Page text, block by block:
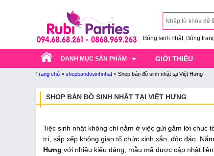
Bóng sinh nhật, Bóng
DANH MỤC SẢN PHẨM GIỚI THIỆU
Trang chủ » shopbandosinhnhat » Shop bán đồ sinh nhật tại Việt Hưng
SHOP BÁN ĐỒ SINH NHẬT TẠI VIỆT HƯNG
Tiệc sinh nhật không chỉ nằm ở việc gửi gắm lời chúc
trí, sắp xếp không gian tổ chức xinh xắn, độc đáo.
Hưng với nhiều kiểu dáng, mẫu mã được cập nhật